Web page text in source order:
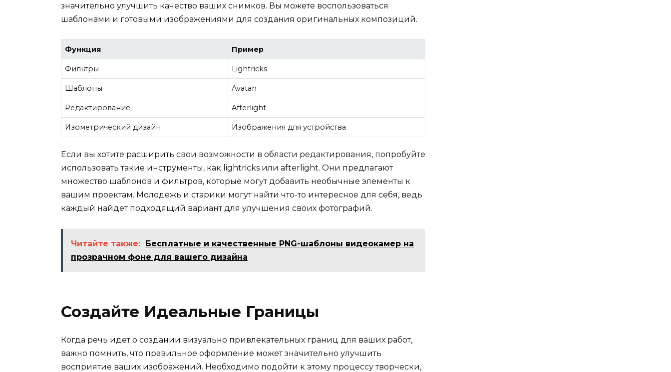
значительно улучшить качество ваших снимков. Вы можете воспользоваться
шаблонами и готовыми изображениями для создания оригинальных композиций.
Функция Пример
Фильтры Lightricks
Шаблоны Avatan
Редактирование Afterlight
Изометрический дизайн Изображения для устройства
Если вы хотите расширить свои возможности в области редактирования, попробуйте
использовать такие инструменты, как lightricks или afterlight. Они предлагают
множество шаблонов и фильтров, которые могут добавить необычные элементы к
вашим проектам. Молодежь и старики могут найти что-то интересное для себя, ведь
каждый найдет подходящий вариант для улучшения своих фотографий.
Читайте также: Бесплатные и качественные PNG-шаблоны видеокамер на
прозрачном фоне для вашего дизайна
Создайте Идеальные Границы
Когда речь идет о создании визуально привлекательных границ для ваших работ,
важно помнить, что правильное оформление может значительно улучшить
восприятие ваших изображений. Необходимо подойти к этому процессу творчески,